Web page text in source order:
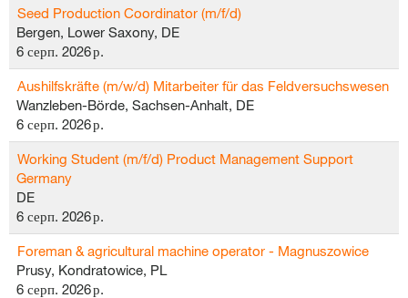
Seed Production Coordinator (m/f/d)
Bergen, Lower Saxony, DE
6 серп. 2026 р.
Aushilfskräfte (m/w/d) Mitarbeiter für das Feldversuchswesen
Wanzleben-Börde, Sachsen-Anhalt, DE
6 серп. 2026 р.
Working Student (m/f/d) Product Management Support
Germany
DE
6 серп. 2026 р.
Foreman & agricultural machine operator - Magnuszowice
Prusy, Kondratowice, PL
6 серп. 2026 р.